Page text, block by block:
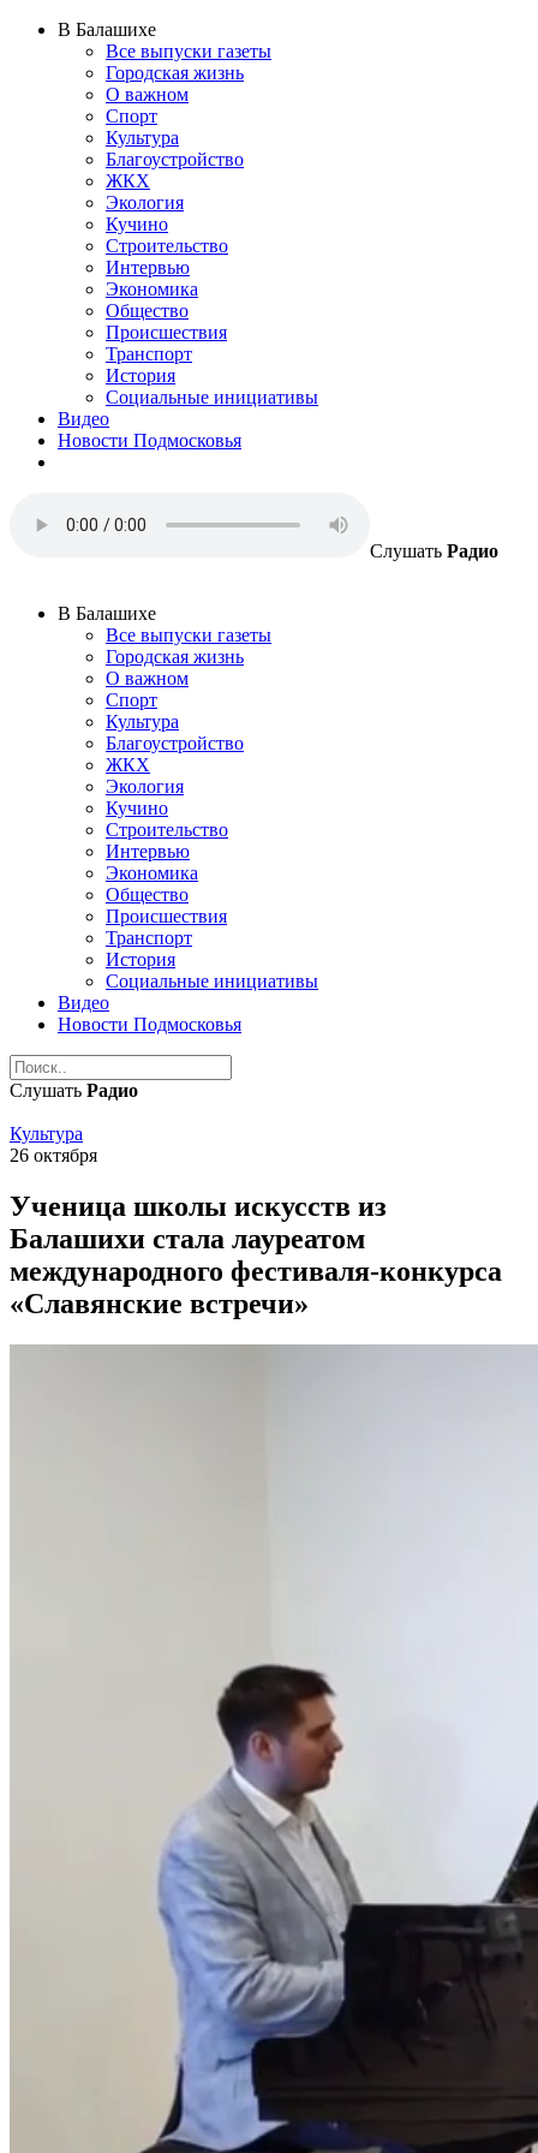
В Балашихе
Все выпуски газеты
Городская жизнь
О важном
Спорт
Культура
Благоустройство
ЖКХ
Экология
Кучино
Строительство
Интервью
Экономика
Общество
Происшествия
Транспорт
История
Социальные инициативы
Видео
Новости Подмосковья
Слушать Радио
В Балашихе
Все выпуски газеты
Городская жизнь
О важном
Спорт
Культура
Благоустройство
ЖКХ
Экология
Кучино
Строительство
Интервью
Экономика
Общество
Происшествия
Транспорт
История
Социальные инициативы
Видео
Новости Подмосковья
Слушать Радио
Культура
26 октября
Ученица школы искусств из
Балашихи стала лауреатом
международного фестиваля-конкурса
«Славянские встречи»